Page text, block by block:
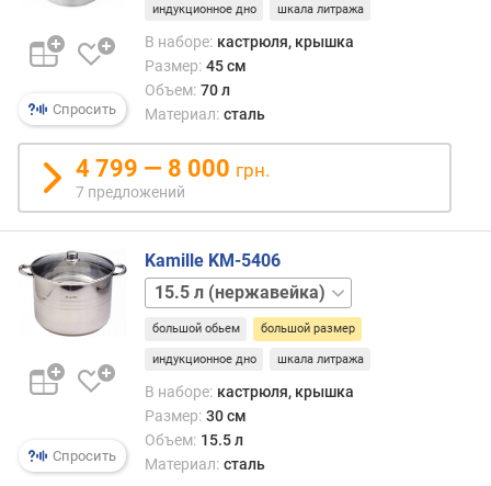
.
о
ъ
е
(
г
л
б
и
н
с
м
Спросить
индукционное дно шкала литража
В наборе: кастрюля, крышка
Размер: 45 см
Объем: 70 л
Материал: сталь
4 799 — 8 000 грн.
7 предложений
Спросить
Kamille KM-5406
4.5 л 8.5 л10.5 л13 л
большой обьем большой размер
индукционное дно шкала литража
В наборе: кастрюля, крышка
Размер: 30 см
Объем: 15.5 л
Материал: сталь